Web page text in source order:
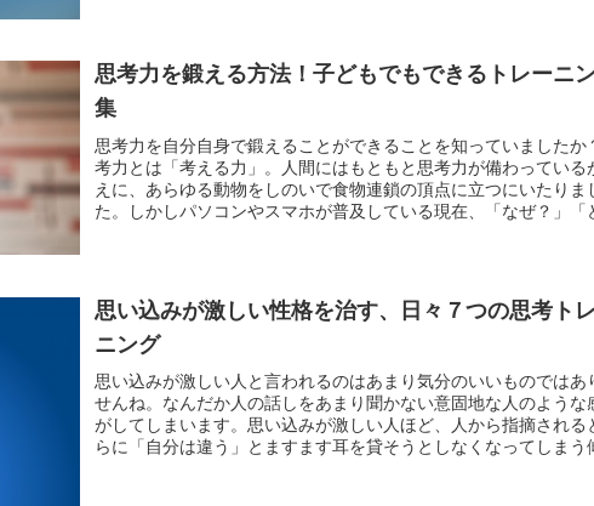
思考力を鍛える方法！子どもでもできるトレーニ
集
思考力を自分自身で鍛えることができることを知っていましたか
考力とは「考える力」。人間にはもともと思考力が備わっている
えに、あらゆる動物をしのいで食物連鎖の頂点に立つにいたりま
た。しかしパソコンやスマホが普及している現在、「なぜ？」「
思い込みが激しい性格を治す、日々７つの思考ト
ニング
思い込みが激しい人と言われるのはあまり気分のいいものではあ
せんね。なんだか人の話しをあまり聞かない意固地な人のような
がしてしまいます。思い込みが激しい人ほど、人から指摘される
らに「自分は違う」とますます耳を貸そうとしなくなってしまう